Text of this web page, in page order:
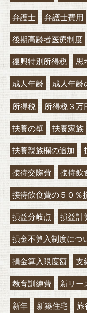
弁護士 弁護士費用
後期高齢者医療制度
復興特別所得税 思
成人年齢 成人年齢
所得税 所得税３万
扶養の壁 扶養家族
扶養親族欄の追加
接待交際費 接待飲
接待飲食費の５０％
損益分岐点 損益計
損金不算入制度につ
損金算入限度額 支
教育訓練費 新リー
新年 新築住宅 旅